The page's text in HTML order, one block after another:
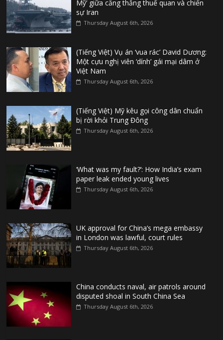
Mỹ’ giữa căng thẳng thuế quan và chiến
sự Iran
Thursday August 6th, 2026
(Tiếng Việt) Vụ án ‘vua rác’ David Dương:
Một cựu nghị viên ‘dính’ gái mại dâm ở
Việt Nam
Thursday August 6th, 2026
(Tiếng Việt) Mỹ kêu gọi công dân chuẩn
bị rời khỏi Trung Đông
Thursday August 6th, 2026
‘What was my fault?’: How India’s exam
paper leak ended young lives
Thursday August 6th, 2026
UK approval for China’s mega embassy
in London was lawful, court rules
Thursday August 6th, 2026
China conducts naval, air patrols around
disputed shoal in South China Sea
Thursday August 6th, 2026